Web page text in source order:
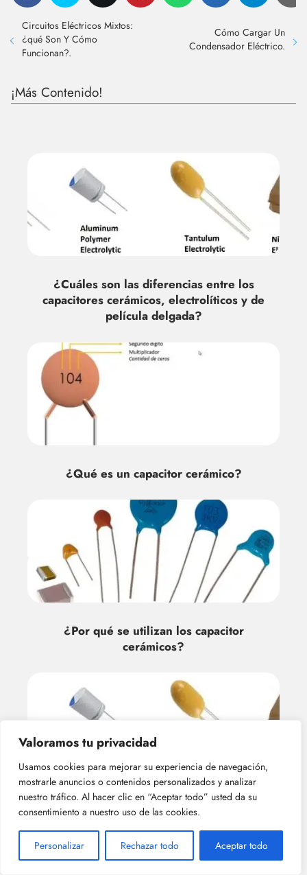
Valoramos tu privacidad
Usamos cookies para mejorar su experiencia de navegación,
mostrarle anuncios o contenidos personalizados y analizar
nuestro tráfico. Al hacer clic en “Aceptar todo” usted da su
consentimiento a nuestro uso de las cookies.
Personalizar Rechazar todo Aceptar todo
Circuitos Eléctricos Mixtos:
¿qué Son Y Cómo
Funcionan?.
Cómo Cargar Un
Condensador Eléctrico.
¡Más Contenido!
¿Cuáles son las diferencias entre los
capacitores cerámicos, electrolíticos y de
película delgada?
¿Qué es un capacitor cerámico?
¿Por qué se utilizan los capacitor
cerámicos?
¿Cuál es la capacitancia máxima de los
capacitor cerámicos?